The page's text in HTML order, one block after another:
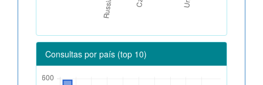
Consultas por país (top 10)